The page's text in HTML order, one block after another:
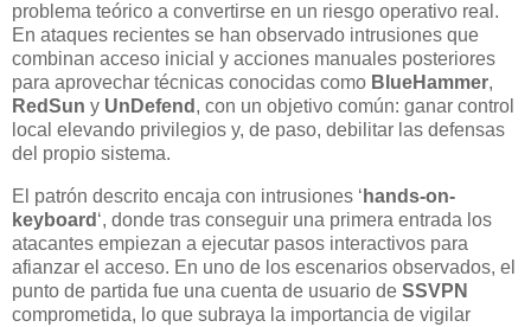
problema teórico a convertirse en un riesgo operativo real.
En ataques recientes se han observado intrusiones que
combinan acceso inicial y acciones manuales posteriores
para aprovechar técnicas conocidas como BlueHammer,
RedSun y UnDefend , con un objetivo común: ganar control
local elevando privilegios y, de paso, debilitar las defensas
del propio sistema.
El patrón descrito encaja con intrusiones ‘ hands-on-
keyboard ‘, donde tras conseguir una primera entrada los
atacantes empiezan a ejecutar pasos interactivos para
afianzar el acceso. En uno de los escenarios observados, el
punto de partida fue una cuenta de usuario de SSVPN
comprometida, lo que subraya la importancia de vigilar